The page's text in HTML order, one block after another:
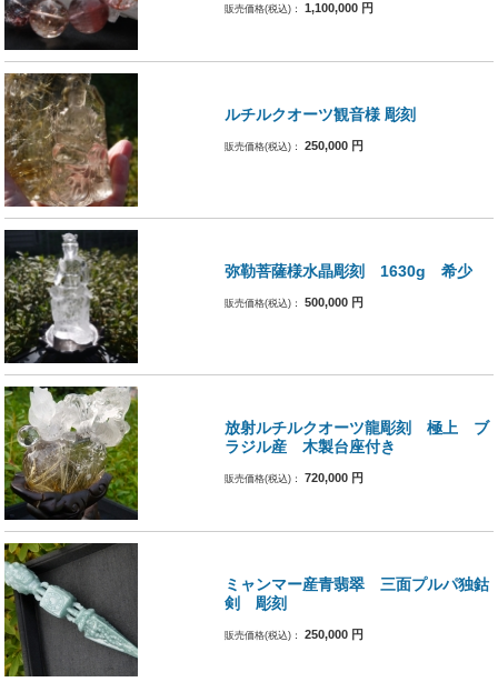
販売価格(税込)： 1,100,000 円
ルチルクオーツ観音様 彫刻
販売価格(税込)： 250,000 円
弥勒菩薩様水晶彫刻 1630g 希少
販売価格(税込)： 500,000 円
放射ルチルクオーツ龍彫刻 極上 ブ
ラジル産 木製台座付き
販売価格(税込)： 720,000 円
ミャンマー産青翡翠 三面プルパ独鈷
剣 彫刻
販売価格(税込)： 250,000 円